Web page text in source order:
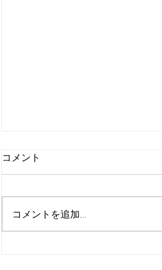
コメント
コメントを追加…